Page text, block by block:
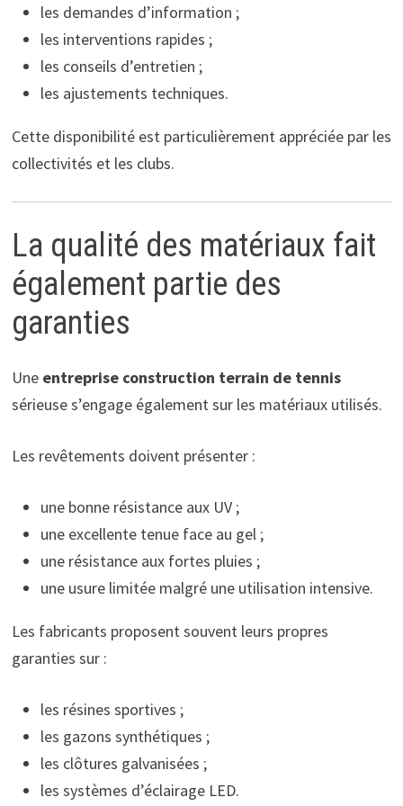
les demandes d’information ;
les interventions rapides ;
les conseils d’entretien ;
les ajustements techniques.
Cette disponibilité est particulièrement appréciée par les
collectivités et les clubs.
La qualité des matériaux fait
également partie des
garanties
Une entreprise construction terrain de tennis
sérieuse s’engage également sur les matériaux utilisés.
Les revêtements doivent présenter :
une bonne résistance aux UV ;
une excellente tenue face au gel ;
une résistance aux fortes pluies ;
une usure limitée malgré une utilisation intensive.
Les fabricants proposent souvent leurs propres
garanties sur :
les résines sportives ;
les gazons synthétiques ;
les clôtures galvanisées ;
les systèmes d’éclairage LED.